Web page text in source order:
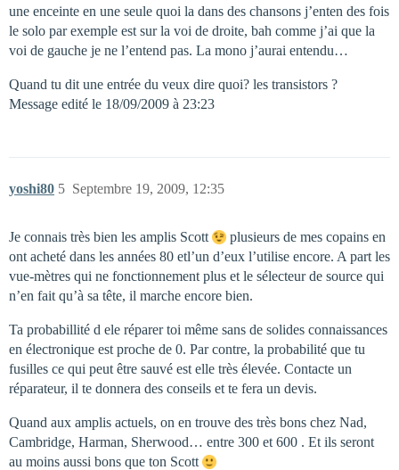
une enceinte en une seule quoi la dans des chansons j’enten des fois
le solo par exemple est sur la voi de droite, bah comme j’ai que la
voi de gauche je ne l’entend pas. La mono j’aurai entendu…
Quand tu dit une entrée du veux dire quoi? les transistors ?
Message edité le 18/09/2009 à 23:23
yoshi80 Septembre 19, 2009, 12:35
5
Je connais très bien les amplis Scott
plusieurs de mes copains en
ont acheté dans les années 80 etl’un d’eux l’utilise encore. A part les
vue-mètres qui ne fonctionnement plus et le sélecteur de source qui
n’en fait qu’à sa tête, il marche encore bien.
Ta probabillité d ele réparer toi même sans de solides connaissances
en électronique est proche de 0. Par contre, la probabilité que tu
fusilles ce qui peut être sauvé est elle très élevée. Contacte un
réparateur, il te donnera des conseils et te fera un devis.
Quand aux amplis actuels, on en trouve des très bons chez Nad,
Cambridge, Harman, Sherwood… entre 300 et 600 . Et ils seront
au moins aussi bons que ton Scott